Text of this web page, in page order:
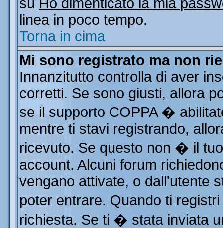
su Ho dimenticato la mia
linea in poco tempo.
Torna in cima
Mi sono registrato ma non
Innanzitutto controlla di aver
corretti. Se sono giusti, allora
se il supporto COPPA �
mentre ti stavi registrando,
ricevuto. Se questo non � il
account. Alcuni forum
vengano attivate, o dall'utente
poter entrare. Quando ti
richiesta. Se ti � stata inviata